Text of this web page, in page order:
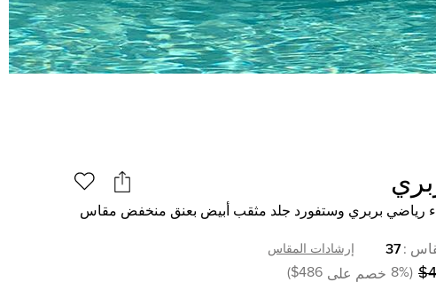
رياضي بربري وستفورد جلد مثقب أبيض بعنق منخفض مقاس
:
37 إرشادات المقاس
(
8% خصم على $486
)